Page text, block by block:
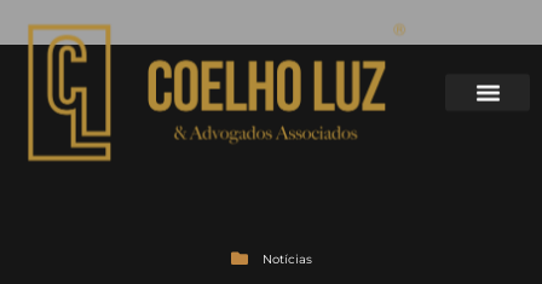
Notícias